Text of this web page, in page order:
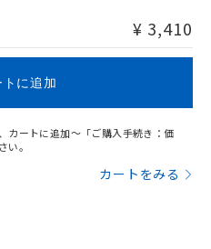
¥ 3,410
トに追加
カートに追加～「ご購入手続き：価
い。
カートをみる